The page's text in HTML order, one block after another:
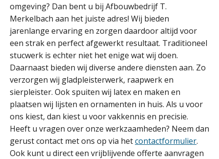
omgeving? Dan bent u bij Afbouwbedrijf T.
Merkelbach aan het juiste adres! Wij bieden
jarenlange ervaring en zorgen daardoor altijd voor
een strak en perfect afgewerkt resultaat. Traditioneel
stucwerk is echter niet het enige wat wij doen.
Daarnaast bieden wij diverse andere diensten aan. Zo
verzorgen wij gladpleisterwerk, raapwerk en
sierpleister. Ook spuiten wij latex en maken en
plaatsen wij lijsten en ornamenten in huis. Als u voor
ons kiest, dan kiest u voor vakkennis en precisie.
Heeft u vragen over onze werkzaamheden? Neem dan
gerust contact met ons op via hetcontactformulier.
Ook kunt u direct een vrijblijvende offerte aanvragen